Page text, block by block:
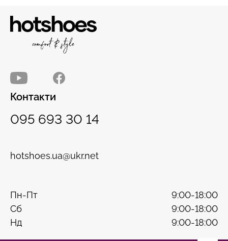
Контакти
095 693 30 14
hotshoes.ua@ukr.net
Пн-Пт
9:00-18:00
Сб
9:00-18:00
Нд
9:00-18:00